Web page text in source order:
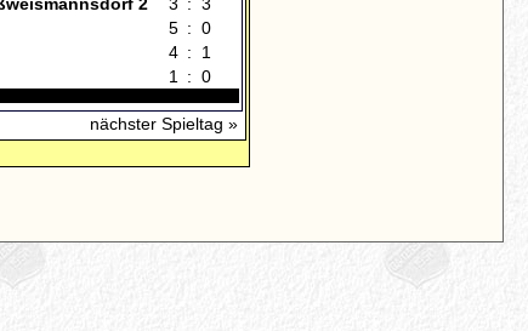
5 : 0
4 :
1
1 : 0
nächster Spieltag »